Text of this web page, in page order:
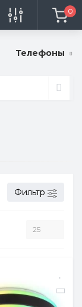
0
Телефоны
Фильтр